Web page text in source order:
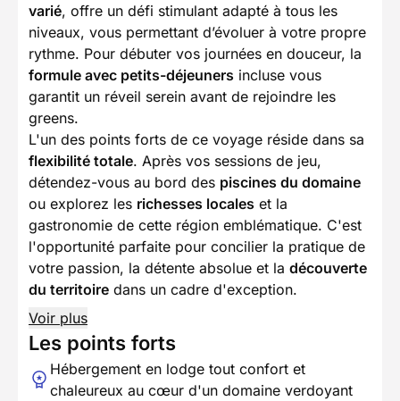
varié, offre un défi stimulant adapté à tous les
niveaux, vous permettant d’évoluer à votre propre
rythme. Pour débuter vos journées en douceur, la
formule avec petits-déjeuners incluse vous
garantit un réveil serein avant de rejoindre les
greens.
L'un des points forts de ce voyage réside dans sa
flexibilité totale. Après vos sessions de jeu,
détendez-vous au bord des piscines du domaine
ou explorez les richesses locales et la
gastronomie de cette région emblématique. C'est
l'opportunité parfaite pour concilier la pratique de
votre passion, la détente absolue et la découverte
du territoire dans un cadre d'exception.
Voir plus
Les points forts
Hébergement en lodge tout confort et
chaleureux au cœur d'un domaine verdoyant